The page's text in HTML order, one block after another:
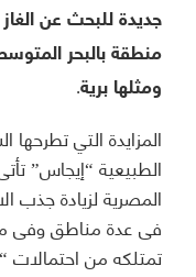
ومثلها برية.
المزايدة التي تطرحها
الطبيعية “إيجاس”
المصرية لزيادة جذب
فى عدة مناطق وفى
تمتلكه من احتمالات